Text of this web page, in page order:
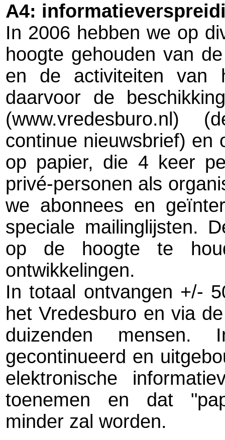
A4:
In 2006 hebben we op
hoogte gehouden van
en de activiteiten van
daarvoor de
(www.vredesburo.nl)
continue nieuwsbrief) en
op papier, die 4 keer
privé-personen als
we abonnees en
speciale mailinglijsten.
op de hoogte te
ontwikkelingen.
In totaal ontvangen +/-
het Vredesburo en via
duizenden
gecontinueerd en
elektronische
toenemen en dat
minder zal worden.